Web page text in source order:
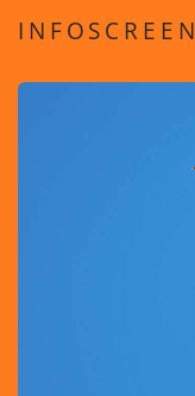
INFOSCREEN